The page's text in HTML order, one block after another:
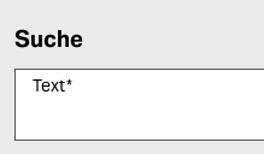
Suche
Text*